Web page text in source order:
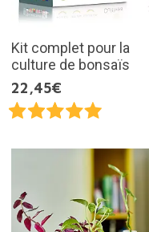
Kit complet pour la
culture de bonsaïs
22,45€